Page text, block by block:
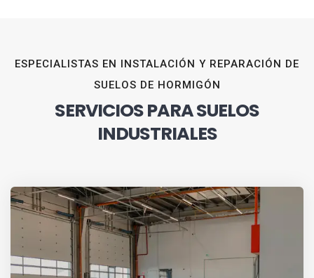
ESPECIALISTAS EN INSTALACIÓN Y REPARACIÓN DE
SUELOS DE HORMIGÓN
SERVICIOS PARA SUELOS
INDUSTRIALES